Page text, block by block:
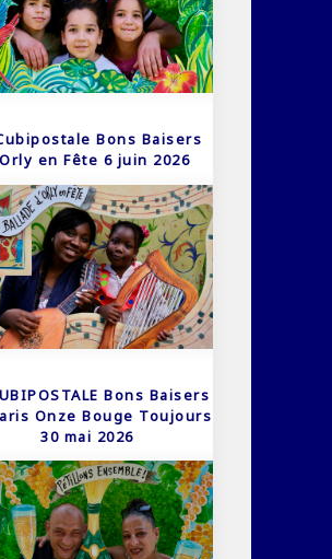
Bons Baisers
en Fête 6 juin 2026
Bons Baisers
Onze Bouge Toujours
30 mai 2026